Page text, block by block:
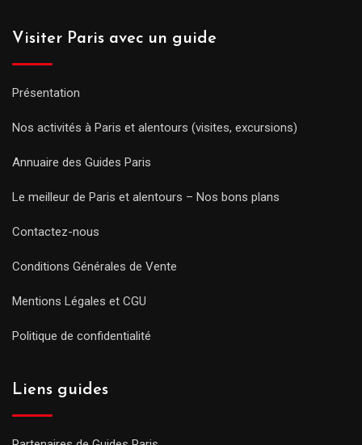
Visiter Paris avec un guide
Présentation
Nos activités à Paris et alentours (visites, excursions)
Annuaire des Guides Paris
Le meilleur de Paris et alentours – Nos bons plans
Contactez-nous
Conditions Générales de Vente
Mentions Légales et CGU
Politique de confidentialité
Liens guides